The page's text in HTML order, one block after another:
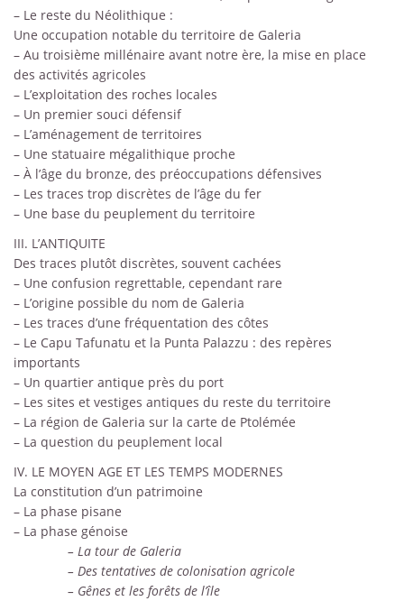
– Le reste du Néolithique :
Une occupation notable du territoire de Galeria
– Au troisième millénaire avant notre ère, la mise en place
des activités agricoles
– L’exploitation des roches locales
– Un premier souci défensif
– L’aménagement de territoires
– Une statuaire mégalithique proche
– À l’âge du bronze, des préoccupations défensives
– Les traces trop discrètes de l’âge du fer
– Une base du peuplement du territoire
III. L’ANTIQUITE
Des traces plutôt discrètes, souvent cachées
– Une confusion regrettable, cependant rare
– L’origine possible du nom de Galeria
– Les traces d’une fréquentation des côtes
– Le Capu Tafunatu et la Punta Palazzu : des repères
importants
– Un quartier antique près du port
– Les sites et vestiges antiques du reste du territoire
– La région de Galeria sur la carte de Ptolémée
– La question du peuplement local
IV. LE MOYEN AGE ET LES TEMPS MODERNES
La constitution d’un patrimoine
– La phase pisane
– La phase génoise
– La tour de Galeria
– Des tentatives de colonisation agricole
– Gênes et les forêts de l’île